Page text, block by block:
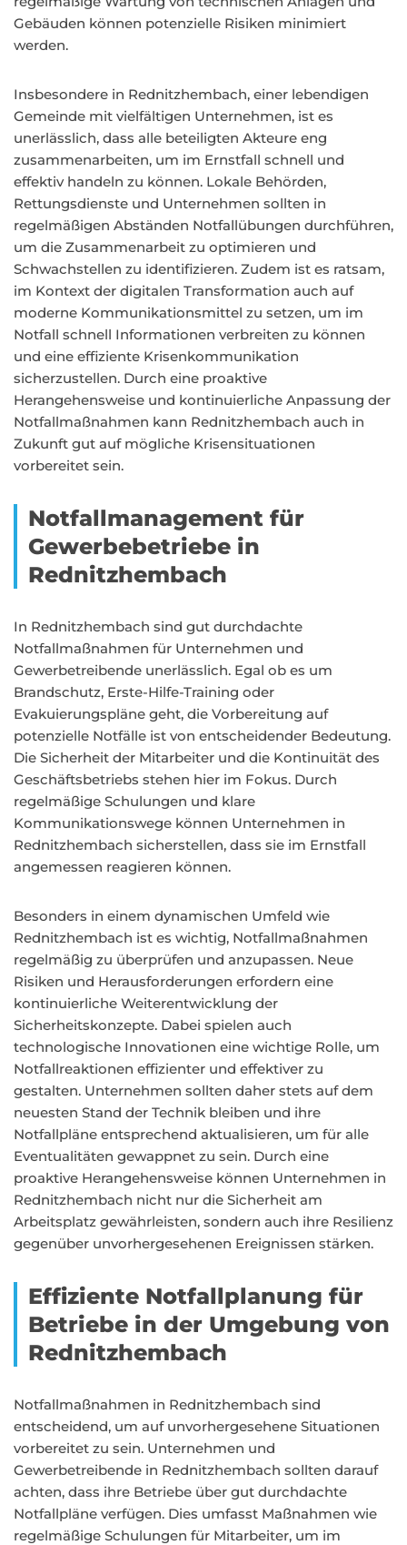
Gebäuden können potenzielle Risiken minimiert
werden.
Insbesondere in Rednitzhembach, einer lebendigen
Gemeinde mit vielfältigen Unternehmen, ist es
unerlässlich, dass alle beteiligten Akteure eng
zusammenarbeiten, um im Ernstfall schnell und
effektiv handeln zu können. Lokale Behörden,
Rettungsdienste und Unternehmen sollten in
regelmäßigen Abständen Notfallübungen durchführen,
um die Zusammenarbeit zu optimieren und
Schwachstellen zu identifizieren. Zudem ist es ratsam,
im Kontext der digitalen Transformation auch auf
moderne Kommunikationsmittel zu setzen, um im
Notfall schnell Informationen verbreiten zu können
und eine effiziente Krisenkommunikation
sicherzustellen. Durch eine proaktive
Herangehensweise und kontinuierliche Anpassung der
Notfallmaßnahmen kann Rednitzhembach auch in
Zukunft gut auf mögliche Krisensituationen
vorbereitet sein.
Notfallmanagement für
Gewerbebetriebe in
Rednitzhembach
In Rednitzhembach sind gut durchdachte
Notfallmaßnahmen für Unternehmen und
Gewerbetreibende unerlässlich. Egal ob es um
Brandschutz, Erste-Hilfe-Training oder
Evakuierungspläne geht, die Vorbereitung auf
potenzielle Notfälle ist von entscheidender Bedeutung.
Die Sicherheit der Mitarbeiter und die Kontinuität des
Geschäftsbetriebs stehen hier im Fokus. Durch
regelmäßige Schulungen und klare
Kommunikationswege können Unternehmen in
Rednitzhembach sicherstellen, dass sie im Ernstfall
angemessen reagieren können.
Besonders in einem dynamischen Umfeld wie
Rednitzhembach ist es wichtig, Notfallmaßnahmen
regelmäßig zu überprüfen und anzupassen. Neue
Risiken und Herausforderungen erfordern eine
kontinuierliche Weiterentwicklung der
Sicherheitskonzepte. Dabei spielen auch
technologische Innovationen eine wichtige Rolle, um
Notfallreaktionen effizienter und effektiver zu
gestalten. Unternehmen sollten daher stets auf dem
neuesten Stand der Technik bleiben und ihre
Notfallpläne entsprechend aktualisieren, um für alle
Eventualitäten gewappnet zu sein. Durch eine
proaktive Herangehensweise können Unternehmen in
Rednitzhembach nicht nur die Sicherheit am
Arbeitsplatz gewährleisten, sondern auch ihre Resilienz
gegenüber unvorhergesehenen Ereignissen stärken.
Effiziente Notfallplanung für
Betriebe in der Umgebung von
Rednitzhembach
Notfallmaßnahmen in Rednitzhembach sind
entscheidend, um auf unvorhergesehene Situationen
vorbereitet zu sein. Unternehmen und
Gewerbetreibende in Rednitzhembach sollten darauf
achten, dass ihre Betriebe über gut durchdachte
Notfallpläne verfügen. Dies umfasst Maßnahmen wie
regelmäßige Schulungen für Mitarbeiter, um im